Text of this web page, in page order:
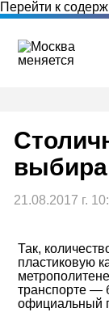
Перейти к
21.08.2017 г.
Так,
пластиковую
транспорте —
официальный